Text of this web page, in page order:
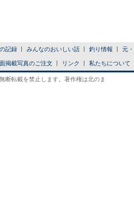
記録 みんなのおいしい話 釣り情報 元
掲載写真のご注文 リンク 私たちについて
断転載を禁止します。著作権は北のま